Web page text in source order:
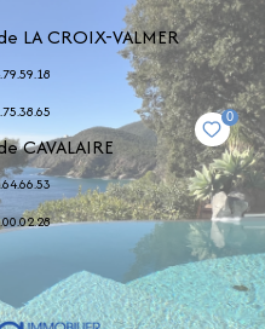
LA CROIX-VALMER
CAVALAIRE
0